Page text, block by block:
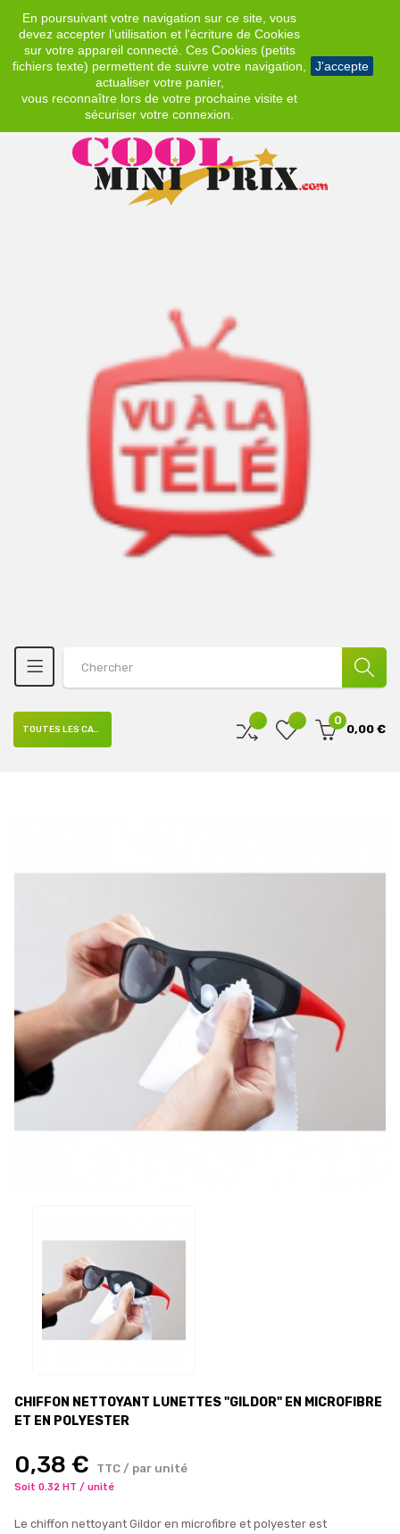
En poursuivant votre navigation sur ce site, vous
devez accepter l’utilisation et l'écriture de Cookies
sur votre appareil connecté. Ces Cookies (petits
fichiers texte) permettent de suivre votre navigation,
actualiser votre panier,
vous reconnaître lors de votre prochaine visite et
sécuriser votre connexion.
J'accepte
EUR
0
0,00 €
TOUTES LES CATÉGORIES
CHIFFON NETTOYANT LUNETTES "GILDOR" EN MICROFIBRE
ET EN POLYESTER
0,38 € TTC / par unité
Soit 0.32 HT / unité
Le chiffon nettoyant Gildor en microfibre et polyester est